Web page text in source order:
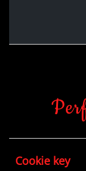
Cookie key